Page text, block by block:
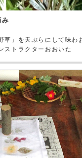
み
草」を天ぷらにして味わ
ストラクターおおいた